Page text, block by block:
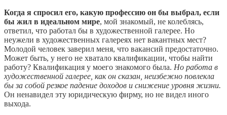
Когда я спросил его, какую профессию он бы выбрал, если
бы жил в идеальном мире, мой знакомый, не колеблясь,
ответил, что работал бы в художественной галерее. Но
неужели в художественных галереях нет вакантных мест?
Молодой человек заверил меня, что вакансий предостаточно.
Может быть, у него не хватало квалификации, чтобы найти
работу? Квалификация у моего знакомого была. Но работа в
художественной галерее, как он сказан, неизбежно повлекла
бы за собой резкое падение доходов и снижение уровня жизни.
Он ненавидел эту юридическую фирму, но не видел иного
выхода.